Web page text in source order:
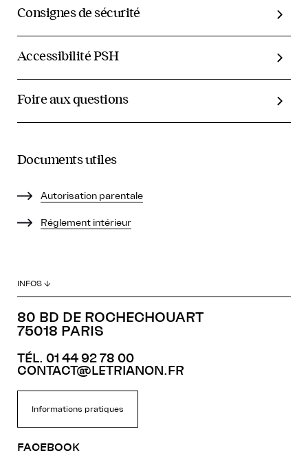
Consignes de sécurité
Accessibilité PSH
Foire aux questions
Documents utiles
Autorisation parentale
Réglement intérieur
INFOS ↓
80 BD DE ROCHECHOUART
75018 PARIS
TÉL. 01 44 92 78 00
CONTACT@LETRIANON.FR
Informations pratiques
FACEBOOK